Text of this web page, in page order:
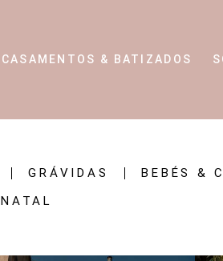
CASAMENTOS & BATIZADOS
GRÁVIDAS
BEBÉS &
NATAL